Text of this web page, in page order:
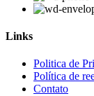
Links
Menu
Politica de
Política de
Contato